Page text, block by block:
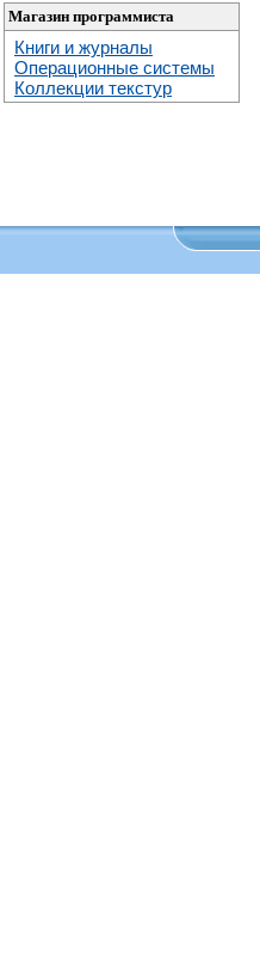
Магазин программиста
Книги и журналы
Операционные системы
Коллекции текстур